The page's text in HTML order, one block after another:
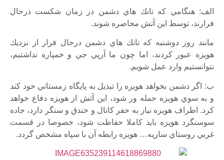
الف: هنگامي كه تانك هاي دشمن در زمان شكست درحال
فرارند، توسط اين آتش محاصره شوند.
مانند روز دوشنبه كه تانك هاي دشمن درحال فرار از نزديك
هويزه عبور كردند، اما چون ما آرپي جي و خمپاره نداشتيم،
نتوانستيم وارد عمل شويم.
ب: اگر دشمن بخواهد هويزه را تبديل به پايگاه زمستاني خود كند
و به سوي هويزه حمله ور شود، اين آتش از هويزه دفاع خواهد
كرد. اطراف هويزه نياز به حفر كانال و خندق و سنگر دارد، جاده
سوسنگرد هويزه بايد كاملا حفاظت شود، خصوصا در قسمت
غربي روستاي ساريه… هويزه رابطه آن با سپاه مشخص گردد.